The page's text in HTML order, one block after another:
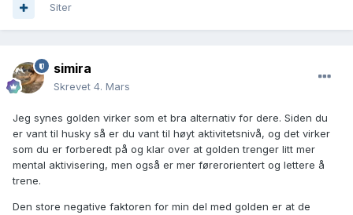
Siter
simira
Skrevet 4. Mars
Jeg synes golden virker som et bra alternativ for dere. Siden du
er vant til husky så er du vant til høyt aktivitetsnivå, og det virker
som du er forberedt på og klar over at golden trenger litt mer
mental aktivisering, men også er mer førerorientert og lettere å
trene.
Den store negative faktoren for min del med golden er at de